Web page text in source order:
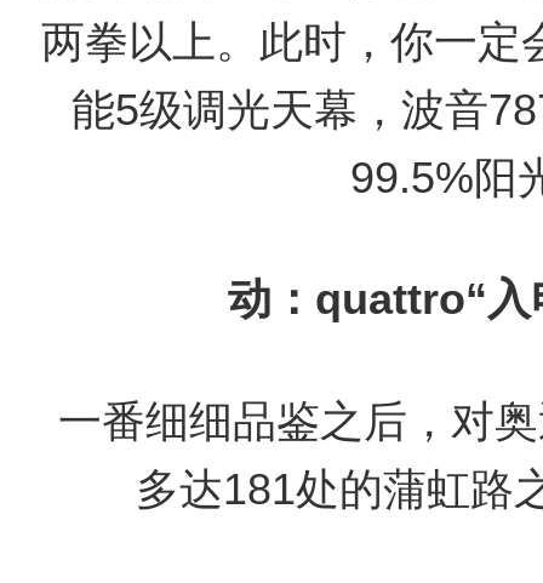
两拳以上。此时，你一定
能5级调光天幕，波音
99.5%阳
动：quattro“入
一番细细品鉴之后，对
多达181处的蒲虹路